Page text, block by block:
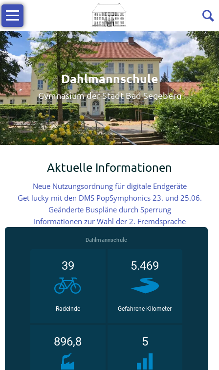
Dahlmannschule
Gymnasium der Stadt Bad Segeberg
Navigation
überspringen
Strukturen
Profilierung
Übersicht
Musikzweig
Forscherzweig
Anmeldung
Verhaltenskodex
Schulprofil
Präventionsprogramme
Aktuelle Informationen
Neue Nutzungsordnung für digitale Endgeräte
Get lucky mit den DMS PopSymphonics 23. und 25.06.
Geänderte Buspläne durch Sperrung
Informationen zur Wahl der 2. Fremdsprache